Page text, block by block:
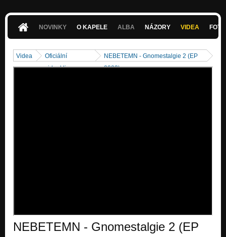
NOVINKY O KAPELE ALBA NÁZORY VIDEA
Videa
Oficiální
videoklipy
NEBETEMN - Gnomestalgie 2 (EP
2023)
NEBETEMN - Gnomestalgie 2 (EP